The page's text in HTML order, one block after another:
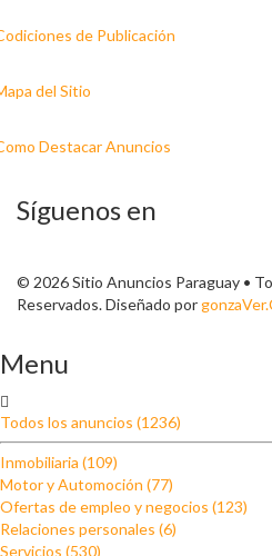
de Publicación
del Sitio
Destacar Anuncios
Síguenos en
© 2026 Sitio Anuncios Paraguay •
Reservados. Diseñado por
Menu
Todos los anuncios (1236)
Inmobiliaria (109)
Motor y Automoción (77)
Ofertas de empleo y negocios (123)
Relaciones personales (6)
Servicios (530)